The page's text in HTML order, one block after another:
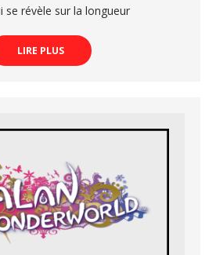
se révèle sur la longueur
LIRE PLUS